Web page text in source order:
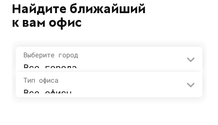
Найдите ближайший
к вам офис
Выберите город
Все города
Тип офиса
Все офисы